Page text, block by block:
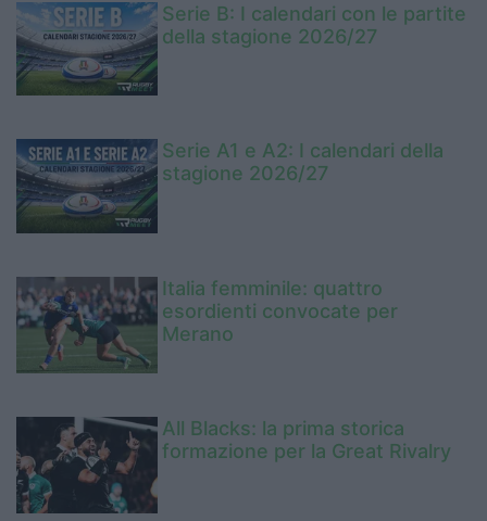
Serie B: I calendari con le partite
della stagione 2026/27
Serie A1 e A2: I calendari della
stagione 2026/27
Italia femminile: quattro
esordienti convocate per
Merano
All Blacks: la prima storica
formazione per la Great Rivalry